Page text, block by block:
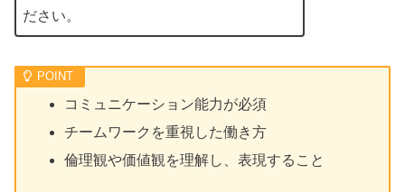
ださい。
コミュニケーション能力が必須
チームワークを重視した働き方
倫理観や価値観を理解し、表現すること